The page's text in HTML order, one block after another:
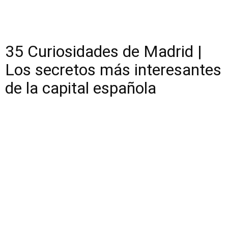
35 Curiosidades de Madrid |
Los secretos más interesantes
de la capital española